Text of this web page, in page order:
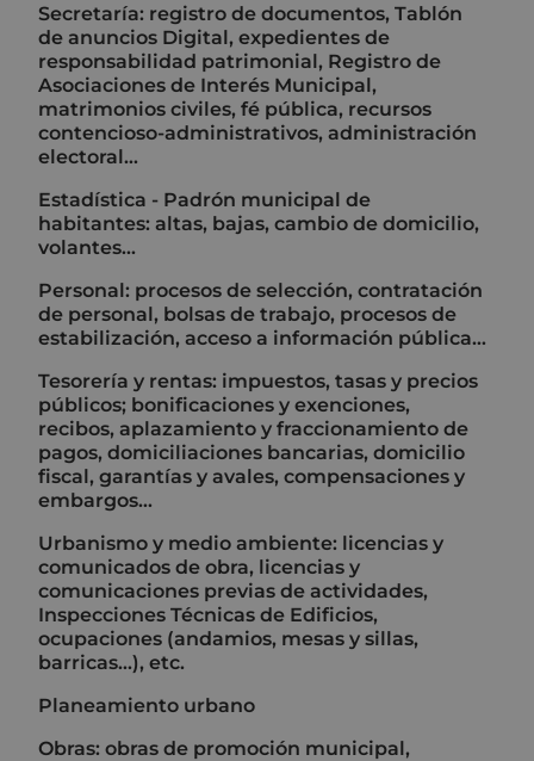
Secretaría: registro de documentos, Tablón
de anuncios Digital, expedientes de
responsabilidad patrimonial, Registro de
Asociaciones de Interés Municipal,
matrimonios civiles, fé pública, recursos
contencioso-administrativos, administración
electoral…
Estadística - Padrón municipal de
habitantes: altas, bajas, cambio de domicilio,
volantes...
Personal: procesos de selección, contratación
de personal, bolsas de trabajo, procesos de
estabilización, acceso a información pública…
Tesorería y rentas: impuestos, tasas y precios
públicos; bonificaciones y exenciones,
recibos, aplazamiento y fraccionamiento de
pagos, domiciliaciones bancarias, domicilio
fiscal, garantías y avales, compensaciones y
embargos…
Urbanismo y medio ambiente: licencias y
comunicados de obra, licencias y
comunicaciones previas de actividades,
Inspecciones Técnicas de Edificios,
ocupaciones (andamios, mesas y sillas,
barricas...), etc.
Planeamiento urbano
Obras: obras de promoción municipal,